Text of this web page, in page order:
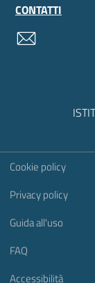
CONTATTI
Sezione
Cookie policy
Privacy policy
Guida all'uso
FAQ
Accessibilità